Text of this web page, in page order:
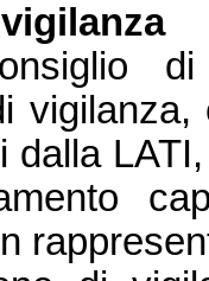
vigilanza,
dalla